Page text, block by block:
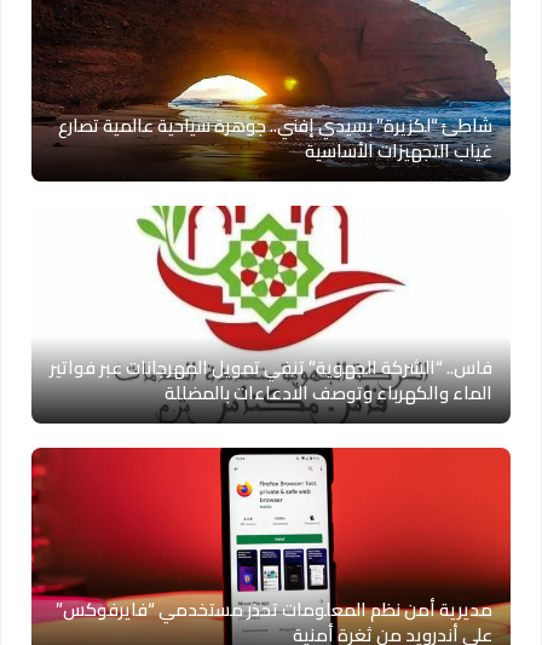
شاطئ “لكزيرة” بسيدي إفني.. جوهرة سياحية عالمية تصارع
غياب التجهيزات الأساسية
فاس.. “الشركة الجهوية” تنفي تمويل المهرجانات عبر فواتير
الماء والكهرباء وتوصف الادعاءات بالمضللة
مديرية أمن نظم المعلومات تحذر مستخدمي “فايرفوكس”
على أندرويد من ثغرة أمنية